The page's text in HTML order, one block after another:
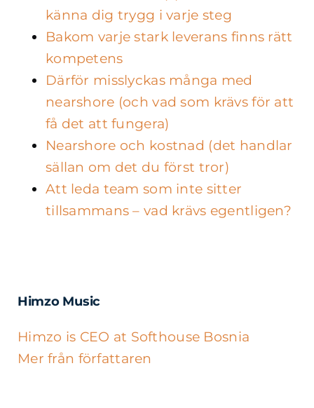
känna dig trygg i varje steg
Bakom varje stark leverans finns rätt
kompetens
Därför misslyckas många med
nearshore (och vad som krävs för att
få det att fungera)
Nearshore och kostnad (det handlar
sällan om det du först tror)
Att leda team som inte sitter
tillsammans – vad krävs egentligen?
Himzo Music
Himzo is CEO at Softhouse Bosnia
Mer från författaren